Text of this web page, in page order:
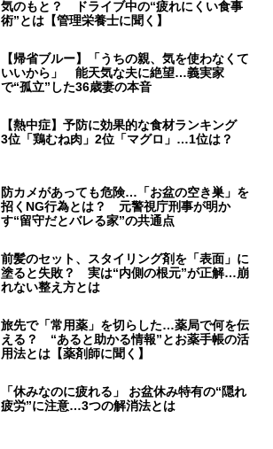
気のもと？ ドライブ中の“疲れにくい食事
術”とは【管理栄養士に聞く】
【帰省ブルー】「うちの親、気を使わなくて
いいから」 能天気な夫に絶望…義実家
で“孤立”した36歳妻の本音
【熱中症】予防に効果的な食材ランキング
3位「鶏むね肉」2位「マグロ」…1位は？
防カメがあっても危険…「お盆の空き巣」を
招くNG行為とは？ 元警視庁刑事が明か
す“留守だとバレる家”の共通点
前髪のセット、スタイリング剤を「表面」に
塗ると失敗？ 実は“内側の根元”が正解…崩
れない整え方とは
旅先で「常用薬」を切らした…薬局で何を伝
える？ “あると助かる情報”とお薬手帳の活
用法とは【薬剤師に聞く】
「休みなのに疲れる」 お盆休み特有の“隠れ
疲労”に注意…3つの解消法とは